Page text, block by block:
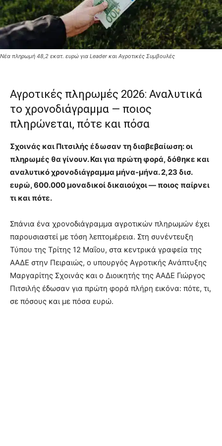
Νέα πληρωμή 48,2 εκατ. ευρώ για Leader και Αγροτικές Συμβουλές
Αγροτικές πληρωμές 2026: Αναλυτικά
το χρονοδιάγραμμα — ποιος
πληρώνεται, πότε και πόσα
Σχοινάς και Πιτσιλής έδωσαν τη διαβεβαίωση: οι
πληρωμές θα γίνουν. Και για πρώτη φορά, δόθηκε και
αναλυτικό χρονοδιάγραμμα μήνα-μήνα. 2,23 δισ.
ευρώ, 600.000 μοναδικοί δικαιούχοι — ποιος παίρνει
τι και πότε.
Σπάνια ένα χρονοδιάγραμμα αγροτικών πληρωμών έχει
παρουσιαστεί με τόση λεπτομέρεια. Στη συνέντευξη
Τύπου της Τρίτης 12 Μαΐου, στα κεντρικά γραφεία της
ΑΑΔΕ στην Πειραιώς, ο υπουργός Αγροτικής Ανάπτυξης
Μαργαρίτης Σχοινάς και ο Διοικητής της ΑΑΔΕ Γιώργος
Πιτσιλής έδωσαν για πρώτη φορά πλήρη εικόνα: πότε, τι,
σε πόσους και με πόσα ευρώ.